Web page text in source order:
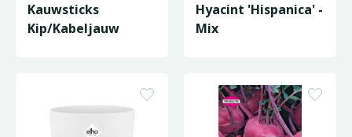
Kauwsticks
Kip/Kabeljauw
Hyacint 'Hispanica' -
Mix